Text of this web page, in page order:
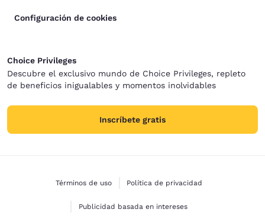
Configuración de cookies
Choice Privileges
Descubre el exclusivo mundo de Choice Privileges, repleto
de beneficios inigualables y momentos inolvidables
Inscríbete gratis
Términos de uso Política de privacidad
Publicidad basada en intereses